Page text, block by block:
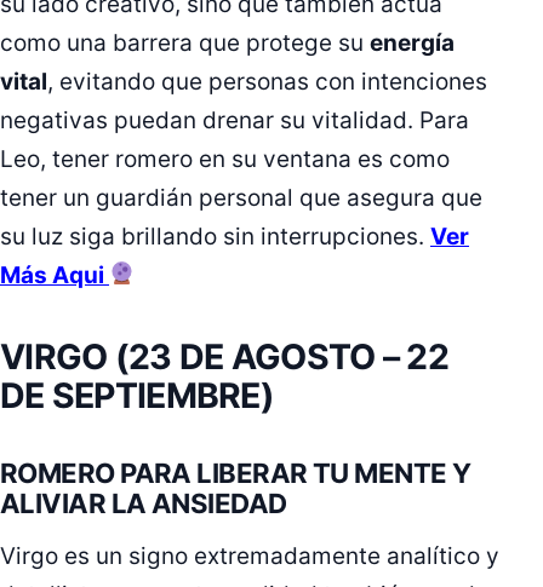
como una barrera que protege su energía
vital, evitando que personas con intenciones
negativas puedan drenar su vitalidad. Para
Leo, tener romero en su ventana es como
tener un guardián personal que asegura que
su luz siga brillando sin interrupciones. Ver
Más Aqui
VIRGO (23 DE AGOSTO – 22
DE SEPTIEMBRE)
ROMERO PARA LIBERAR TU MENTE Y
ALIVIAR LA ANSIEDAD
Virgo es un signo extremadamente analítico y